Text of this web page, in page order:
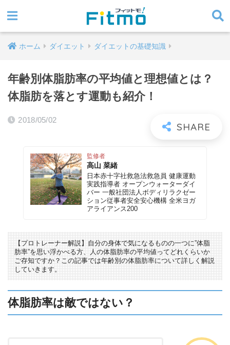
ホーム ダイエット ダイエットの基礎知識
年齢別体脂肪率の平均値と理想値とは？
体脂肪を落とす運動も紹介！
2018/05/02
監修者
高山 菜緒
日本赤十字社救急法救急員 健康運動
実践指導者 オープンウォーターダイ
バー 一般社団法人ボディリラクゼー
ション従事者安全安心機構 全米ヨガ
アライアンス200
【プロトレーナー解説】自分の身体で気になるものの一つに”体脂
肪率”を思い浮かべる方、人の体脂肪率の平均値ってどれくらいか
ご存知ですか？この記事では年齢別の体脂肪率について詳しく解説
していきます。
体脂肪率は敵ではない？